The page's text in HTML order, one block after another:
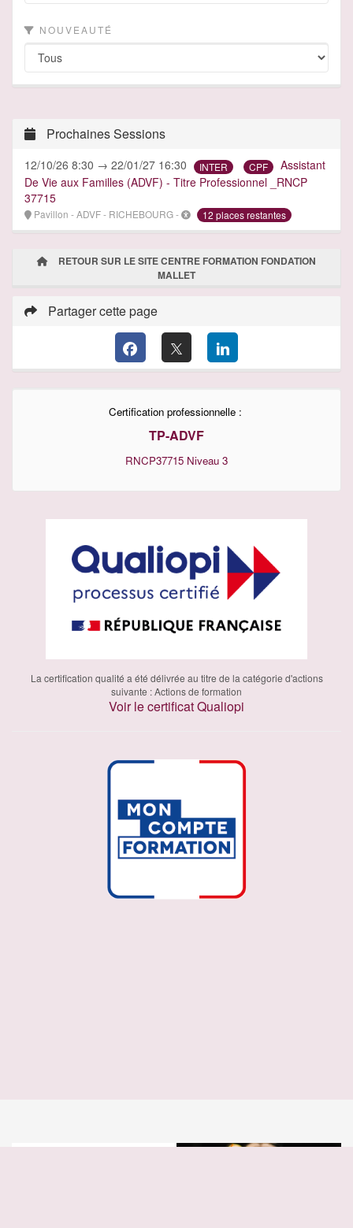
NOUVEAUTÉ
Prochaines Sessions
12/10/26 8:30 → 22/01/27 16:30 INTER CPF
Assistant
De Vie aux Familles (ADVF) - Titre Professionnel _RNCP
37715
Pavillon - ADVF - RICHEBOURG - 12 places restantes
RETOUR SUR LE SITE CENTRE FORMATION FONDATION
MALLET
Partager cette page
Certification professionnelle :
TP-ADVF
RNCP37715 Niveau 3
La certification qualité a été délivrée au titre de la catégorie d'actions
suivante : Actions de formation
Voir le certificat Qualiopi